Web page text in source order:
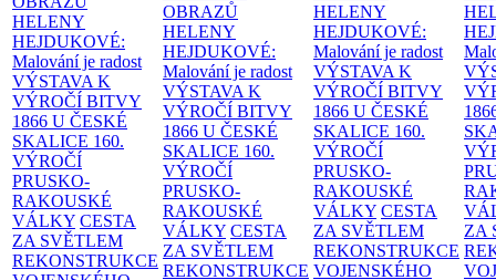
HELENY
HEJDUKOVÉ:
Malování je radost
VÝSTAVA K
VÝROČÍ BITVY
1866 U ČESKÉ
SKALICE 160.
VÝROČÍ
PRUSKO-
RAKOUSKÉ
VÁLKY CESTA
ZA SVĚTLEM
REKONSTRUKCE
OBRAZŮ
HELENY
HEJDUKOVÉ:
Malování je radost
VÝSTAVA K
VÝROČÍ BITVY
1866 U ČESKÉ
SKALICE 160.
VÝROČÍ
PRUSKO-
RAKOUSKÉ
VÁLKY CESTA
ZA SVĚTLEM
REKONSTRUKCE
HELENY
HEJDUKOVÉ:
Malování je radost
VÝSTAVA K
VÝROČÍ BITVY
1866 U ČESKÉ
SKALICE 160.
VÝROČÍ
PRUSKO-
RAKOUSKÉ
VÁLKY CESTA
ZA SVĚTLEM
REKONSTRUKCE
VOJENSKÉHO
ZA